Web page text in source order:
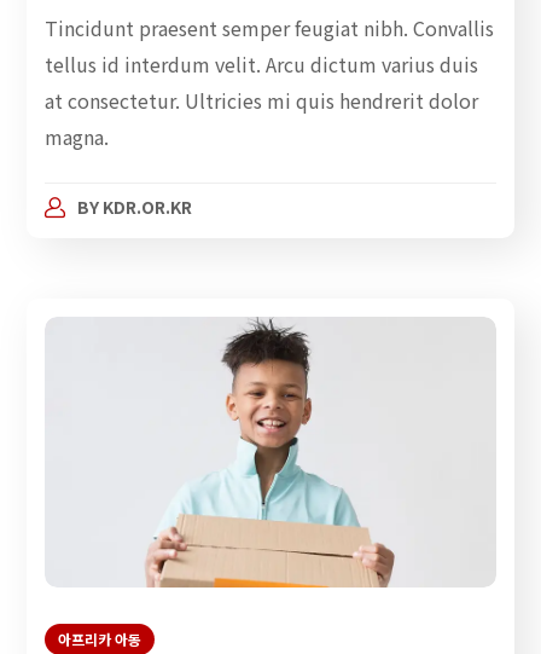
Tincidunt praesent semper feugiat nibh. Convallis
tellus id interdum velit. Arcu dictum varius duis
at consectetur. Ultricies mi quis hendrerit dolor
magna.
BY KDR.OR.KR
아프리카 아동